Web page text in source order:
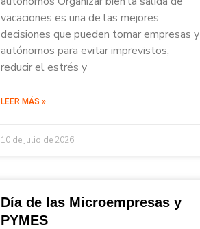
vacaciones es una de las mejores
decisiones que pueden tomar empresas y
autónomos para evitar imprevistos,
reducir el estrés y
LEER MÁS »
10 de julio de 2026
Día de las Microempresas y
PYMES